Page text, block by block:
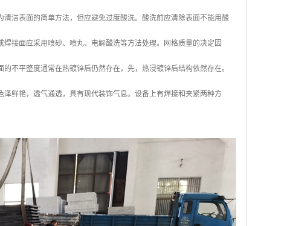
洁表面的简单方法，但应避免过度酸洗。酸洗前应清除表面不能用酸
接面应采用喷砂、喷丸、电解酸洗等方法处理。网格质量的决定因
不平整度通常在热镀锌后仍然存在，先，热浸镀锌后结构依然存在。
鲜艳，透气通透，具有现代装饰气息。设备上有焊接和夹紧两种方